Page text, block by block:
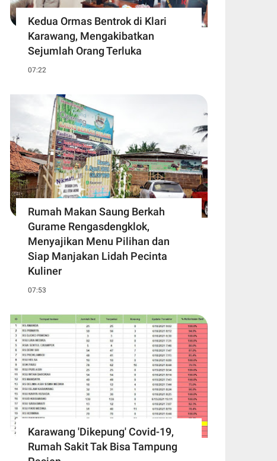
Kedua Ormas Bentrok di Klari
Karawang, Mengakibatkan
Sejumlah Orang Terluka
07:22
Rumah Makan Saung Berkah
Gurame Rengasdengklok,
Menyajikan Menu Pilihan dan
Siap Manjakan Lidah Pecinta
Kuliner
07:53
Karawang 'Dikepung' Covid-19,
Rumah Sakit Tak Bisa Tampung